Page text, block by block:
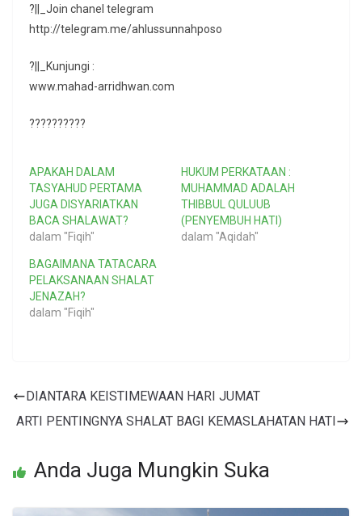
?||_Join chanel telegram
http://telegram.me/ahlussunnahposo
?||_Kunjungi :
www.mahad-arridhwan.com
??????????
APAKAH DALAM
TASYAHUD PERTAMA
JUGA DISYARIATKAN
BACA SHALAWAT?
dalam "Fiqih"
HUKUM PERKATAAN :
MUHAMMAD ADALAH
THIBBUL QULUUB
(PENYEMBUH HATI)
dalam "Aqidah"
BAGAIMANA TATACARA
PELAKSANAAN SHALAT
JENAZAH?
dalam "Fiqih"
DIANTARA KEISTIMEWAAN HARI JUMAT
ARTI PENTINGNYA SHALAT BAGI KEMASLAHATAN HATI
Anda Juga Mungkin Suka